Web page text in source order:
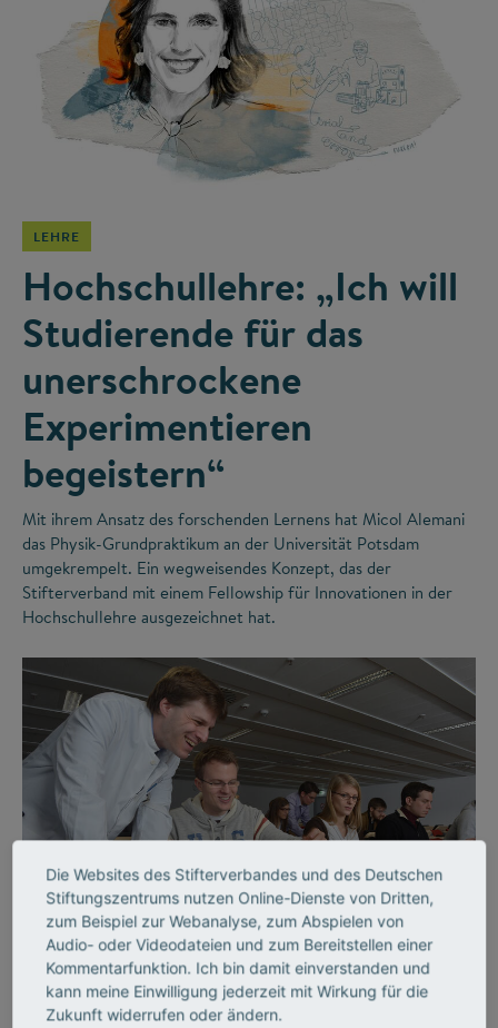
LEHRE
Hochschullehre: „Ich will
Studierende für das
unerschrockene
Experimentieren
begeistern“
Mit ihrem Ansatz des forschenden Lernens hat Micol Alemani
das Physik-Grundpraktikum an der Universität Potsdam
umgekrempelt. Ein wegweisendes Konzept, das der
Stifterverband mit einem Fellowship für Innovationen in der
Hochschullehre ausgezeichnet hat.
©
LEHRE
Lehrende, die begeistern
Die Websites des Stifterverbandes und des Deutschen
Stiftungszentrums nutzen Online-Dienste von Dritten,
zum Beispiel zur Webanalyse, zum Abspielen von
Audio- oder Videodateien und zum Bereitstellen einer
Kommentarfunktion. Ich bin damit einverstanden und
kann meine Einwilligung jederzeit mit Wirkung für die
Zukunft widerrufen oder ändern.